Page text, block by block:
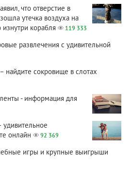
что отверстие в
утечка воздуха на
корабля
119 333
развлечения с удивительной
найдите сокровище в слотах
- информация для
онлайн
92 369
игры и крупные выигрыши